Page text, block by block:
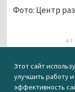
Этот сайт
улучшить работу
эффективность
Фото: Центр